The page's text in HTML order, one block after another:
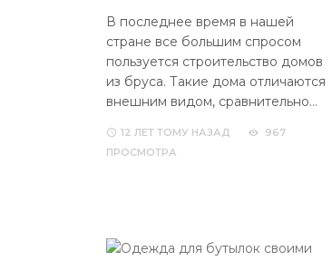
В последнее время в нашей
стране все большим спросом
пользуется строительство домов
из бруса. Такие дома отличаются
внешним видом, сравнительно…
12 ЛЕТ ТОМУ НАЗАД
967
ПРОСМОТРА